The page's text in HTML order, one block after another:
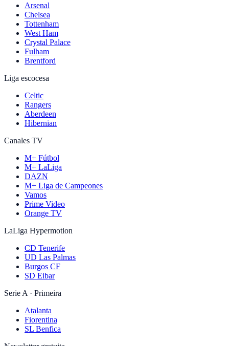
Arsenal
Chelsea
Tottenham
West Ham
Crystal Palace
Fulham
Brentford
Liga escocesa
Celtic
Rangers
Aberdeen
Hibernian
Canales TV
M+ Fútbol
M+ LaLiga
DAZN
M+ Liga de Campeones
Vamos
Prime Video
Orange TV
LaLiga Hypermotion
CD Tenerife
UD Las Palmas
Burgos CF
SD Eibar
Serie A · Primeira
Atalanta
Fiorentina
SL Benfica